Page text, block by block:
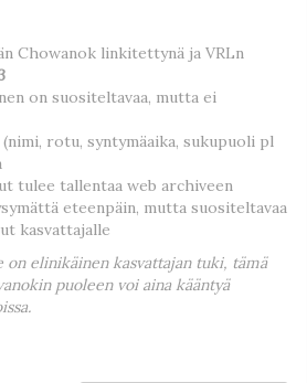
Chowanok linkitettynä ja VRLn
on suositeltavaa, mutta ei
rotu, syntymäaika, sukupuoli pl
tulee tallentaa web archiveen
eteenpäin, mutta suositeltavaa
kasvattajalle
on elinikäinen kasvattajan tuki, tämä
puoleen voi aina kääntyä